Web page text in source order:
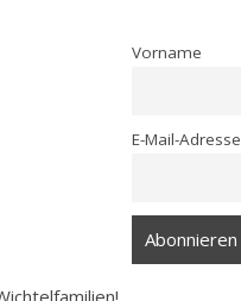
Vorname
E-Mail-Adresse